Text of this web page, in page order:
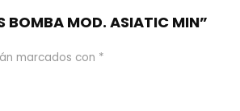
MOD. ASIATIC MIN”
marcados con *